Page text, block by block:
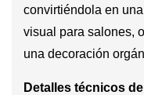
convirtiéndola en
visual para salones,
una decoración
Detalles técnicos